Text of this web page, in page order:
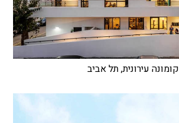
קומונה עירונית, תל אביב